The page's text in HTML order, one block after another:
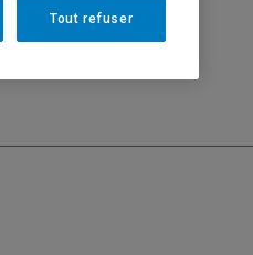
Discipline: Économie
Tout refuser